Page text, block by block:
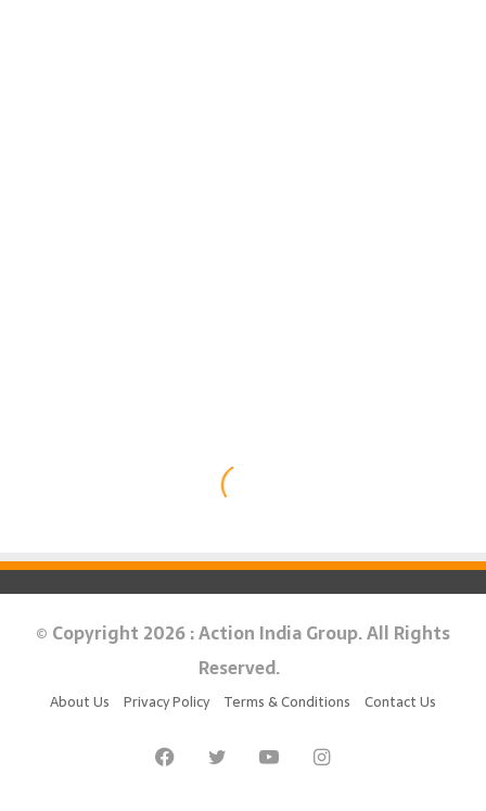
© Copyright 2026 : Action India Group. All Rights
Reserved.
About Us Privacy Policy Terms & Conditions Contact Us
FacebookTwitter YouTubeInstagram